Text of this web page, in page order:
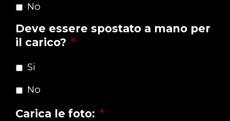
No
Deve essere spostato a mano per
il carico? *
Si
No
Carica le foto: *